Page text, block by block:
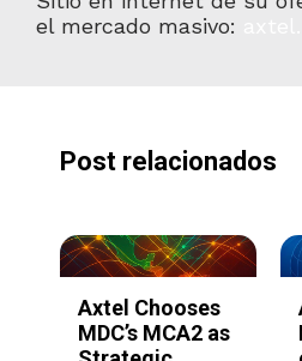
el mercado masivo:
Post relacionados
Axtel y
SimplyAsk.ai